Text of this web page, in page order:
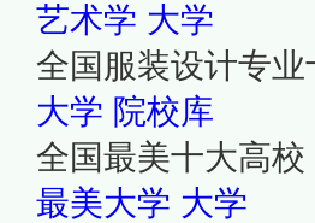
艺术学 大学
全国服装设计专
大学 院校库
全国最美十大高
最美大学 大学